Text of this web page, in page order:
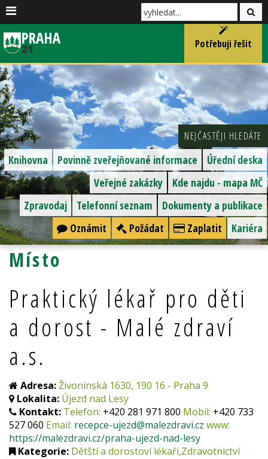
Potřebuji řešit
NEJČASTĚJI HLEDÁTE
Úřední deska
Povinně zveřejňované informace
Knihovna
Kde najdu - mapa MČ
Veřejné zakázky
Dokumenty a publikace
Telefonní seznam
Zpravodaj
Kariéra
Zaplatit
Požádat
Oznámit
Místo
Praktický lékař pro děti
a dorost - Malé zdraví
a.s.
Adresa:Živonínská 1630, 190 16 - Praha 9
Lokalita: Újezd nad Lesy
Kontakt: Telefon: +420 281 971 800 Mobil: +420 733
527 060 Email: recepce-ujezd@malezdravi.cz www:
https://malezdravi.cz/praha-ujezd-nad-lesy
Kategorie: Dětští a dorostoví lékaři,Zdravotnictví